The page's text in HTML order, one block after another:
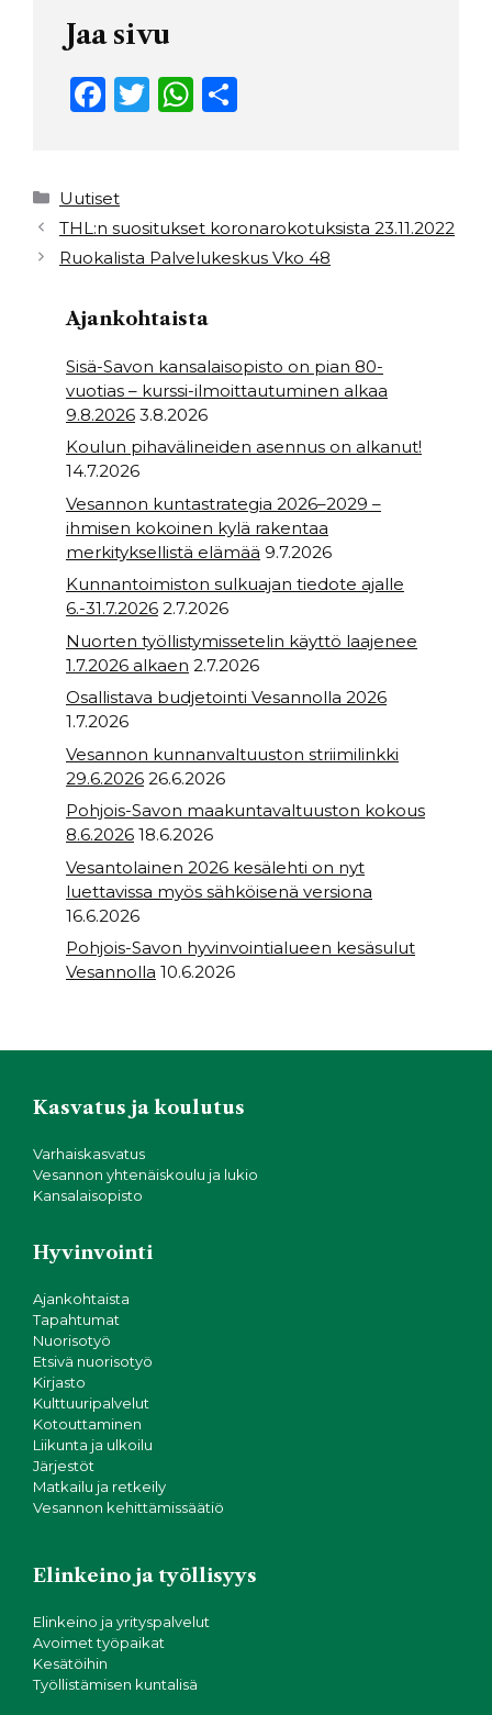
Jaa sivu
F
e
b
o
o
k
T
e
r
W
A
p
p
Kategoriat
Uutiset
THL:n suositukset koronarokotuksista 23.11.2022
Ruokalista Palvelukeskus Vko 48
Ajankohtaista
Sisä-Savon kansalaisopisto on pian 80-
vuotias – kurssi-ilmoittautuminen alkaa
9.8.2026 3.8.2026
Koulun pihavälineiden asennus on alkanut!
14.7.2026
Vesannon kuntastrategia 2026–2029 –
ihmisen kokoinen kylä rakentaa
merkityksellistä elämää 9.7.2026
Kunnantoimiston sulkuajan tiedote ajalle
6.-31.7.2026 2.7.2026
Nuorten työllistymissetelin käyttö laajenee
1.7.2026 alkaen 2.7.2026
Osallistava budjetointi Vesannolla 2026
1.7.2026
Vesannon kunnanvaltuuston striimilinkki
29.6.2026 26.6.2026
Pohjois-Savon maakuntavaltuuston kokous
8.6.2026 18.6.2026
Vesantolainen 2026 kesälehti on nyt
luettavissa myös sähköisenä versiona
16.6.2026
Pohjois-Savon hyvinvointialueen kesäsulut
Vesannolla 10.6.2026
Kasvatus ja koulutus
Varhaiskasvatus
Vesannon yhtenäiskoulu ja lukio
Kansalaisopisto
Hyvinvointi
Ajankohtaista
Tapahtumat
Nuorisotyö
Etsivä nuorisotyö
Kirjasto
Kulttuuripalvelut
Kotouttaminen
Liikunta ja ulkoilu
Järjestöt
Matkailu ja retkeily
Vesannon kehittämissäätiö
Elinkeino ja työllisyys
Elinkeino ja yrityspalvelut
Avoimet työpaikat
Kesätöihin
Työllistämisen kuntalisä